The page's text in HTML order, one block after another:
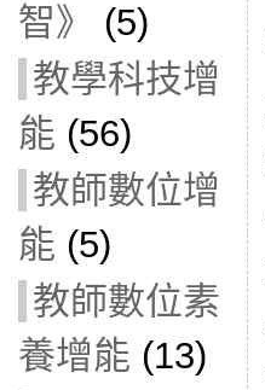
智》
(5)
教學科技增
能 (56)
教師數位增
能 (5)
教師數位素
養增能 (13)